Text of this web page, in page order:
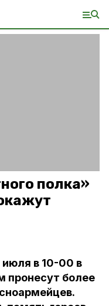
полка»
в 10-00 в
пронесут более